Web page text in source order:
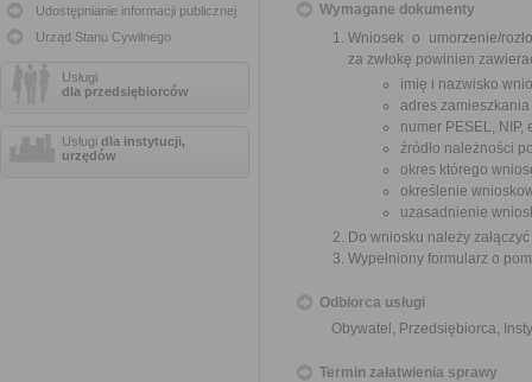
Udostępnianie informacji publicznej
Urząd Stanu Cywilnego
Usługi
dla przedsiębiorców
Usługi dla instytucji,
urzędów
Wymagane dokumenty
Wniosek o umorzenie/
za zwłokę powinien
imię i nazwisko
adres
numer PESEL,
źródło należności
okres którego
określenie
uzasadnienie
Do wniosku należy
Wypełniony formularz o
Odbiorca usługi
Obywatel, Przedsiębiorca,
Termin załatwienia sprawy